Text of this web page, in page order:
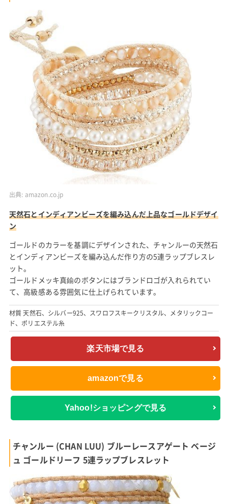
出典: amazon.co.jp
天然石とインディアンビーズを編み込んだ上品なゴールドデザイ
ン
ゴールドのカラーを基調にデザインされた、チャンルーの天然石
とインディアンビーズを編み込んだ作り方の5連ラップブレスレ
ット。
ゴールドメッキ真鍮のボタンにはブランドロゴが入れられてい
て、高級感ある雰囲気に仕上げられています。
材質 天然石、シルバー925、スワロフスキークリスタル、メタリックコー
ド、ポリエステル糸
楽天市場で見る
amazonで見る
Yahoo!ショッピングで見る
チャンルー (CHAN LUU) ブルーレースアゲート ベージ
ュ ゴールドリーフ 5連ラップブレスレット